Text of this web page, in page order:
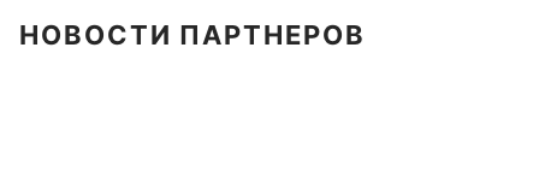
НОВОСТИ ПАРТНЕРОВ